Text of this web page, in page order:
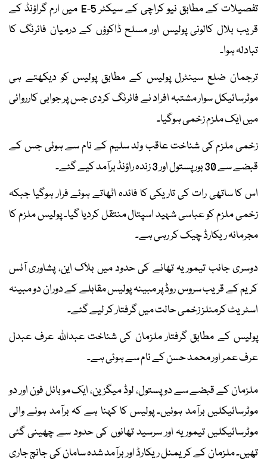
تفصیلات کے مطابق نیو کراچی کے سیکٹر 5-E میں ارم گراؤنڈ کے
قریب بلال کالونی پولیس اور مسلح ڈاکوؤں کے درمیان فائرنگ کا
تبادلہ ہوا۔
ترجمان ضلع سینٹرل پولیس کے مطابق پولیس کو دیکھتے ہی
موٹرسائیکل سوار مشتبہ افراد نے فائرنگ کردی جس پر جوابی کارروائی
میں ایک ملزم زخمی ہوگیا۔
زخمی ملزم کی شناخت عاقب ولد سلیم کے نام سے ہوئی جس کے
قبضے سے 30 بور پستول اور 3 زندہ راؤنڈ برآمد کیے گئے۔
اس کا ساتھی رات کی تاریکی کا فائدہ اٹھاتے ہوئے فرار ہوگیا جبکہ
زخمی ملزم کو عباسی شہید اسپتال منتقل کردیا گیا۔ پولیس ملزم کا
مجرمانہ ریکارڈ چیک کر رہی ہے۔
دوسری جانب تیموریہ تھانے کی حدود میں بلاک این، پشاوری آئس
کریم کے قریب سروس روڈ پر مبینہ پولیس مقابلے کے دوران دو مبینہ
اسٹریٹ کرمنلز زخمی حالت میں گرفتار کر لیے گئے۔
پولیس کے مطابق گرفتار ملزمان کی شناخت عبداللہ عرف عبدل
عرف عمر اور محمد حسن کے نام سے ہوئی ہے۔
ملزمان کے قبضے سے دو پستول، لوڈ میگزین، ایک موبائل فون اور دو
موٹرسائیکلیں برآمد ہوئیں۔ پولیس کا کہنا ہے کہ برآمد ہونے والی
موٹرسائیکلیں تیموریہ اور سرسید تھانوں کی حدود سے چھینی گئی
تھیں۔ ملزمان کے کریمنل ریکارڈ اور برآمد شدہ سامان کی جانچ جاری